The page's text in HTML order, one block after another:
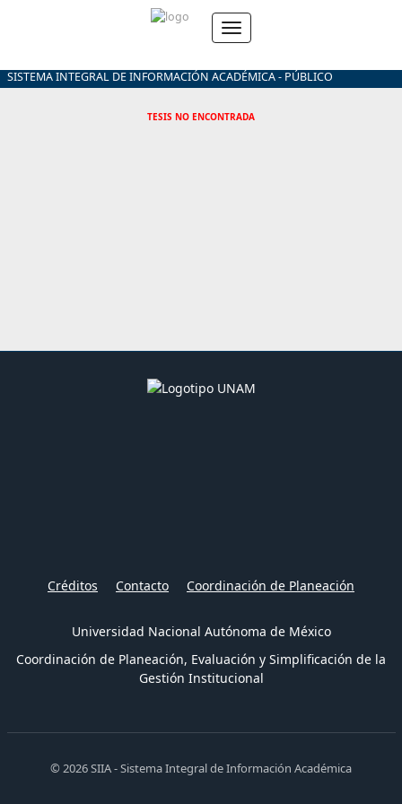
SISTEMA INTEGRAL DE INFORMACIÓN ACADÉMICA - PÚBLICO
TESIS NO ENCONTRADA
Créditos Contacto Coordinación de Planeación
Universidad Nacional Autónoma de México
Coordinación de Planeación, Evaluación y Simplificación de la
Gestión Institucional
© 2026 SIIA - Sistema Integral de Información Académica